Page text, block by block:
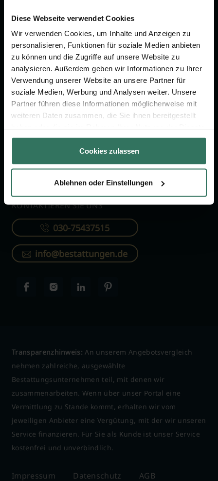
Diese Webseite verwendet Cookies
Wir verwenden Cookies, um Inhalte und Anzeigen zu
personalisieren, Funktionen für soziale Medien anbieten
zu können und die Zugriffe auf unsere Website zu
analysieren. Außerdem geben wir Informationen zu Ihrer
Verwendung unserer Website an unsere Partner für
soziale Medien, Werbung und Analysen weiter. Unsere
Partner führen diese Informationen möglicherweise mit
weiteren Daten zusammen, die Sie ihnen bereitgestellt
gesammelt haben.
Cookies zulassen
Ablehnen oder Einstellungen
Jetzt beraten lassen
FÜR SIE
Vergleich
Ratgeber
Verzeichnis
FÜR BESTATTER
Online-Portal
Kostenlos registrieren
KONTAKTIEREN SIE UNS
030-75437515
info@bestattungen.de
Transparenzhinweis: An unserem Angebotsvergleich
nehmen zahlreiche, ausgewählte
Bestattungsunternehmen teil, mit denen wir
zusammenarbeiten. Wenn über unser Portal eine
Vermittlung zu Stande kommt, erhalten wir vom
jeweiligen Anbieter eine Vergütung, mit der wir unseren
Service finanzieren. Für Sie als Kunde ist unser Service
kostenfrei und unverbindlich.
Impressum Datenschutz AGB